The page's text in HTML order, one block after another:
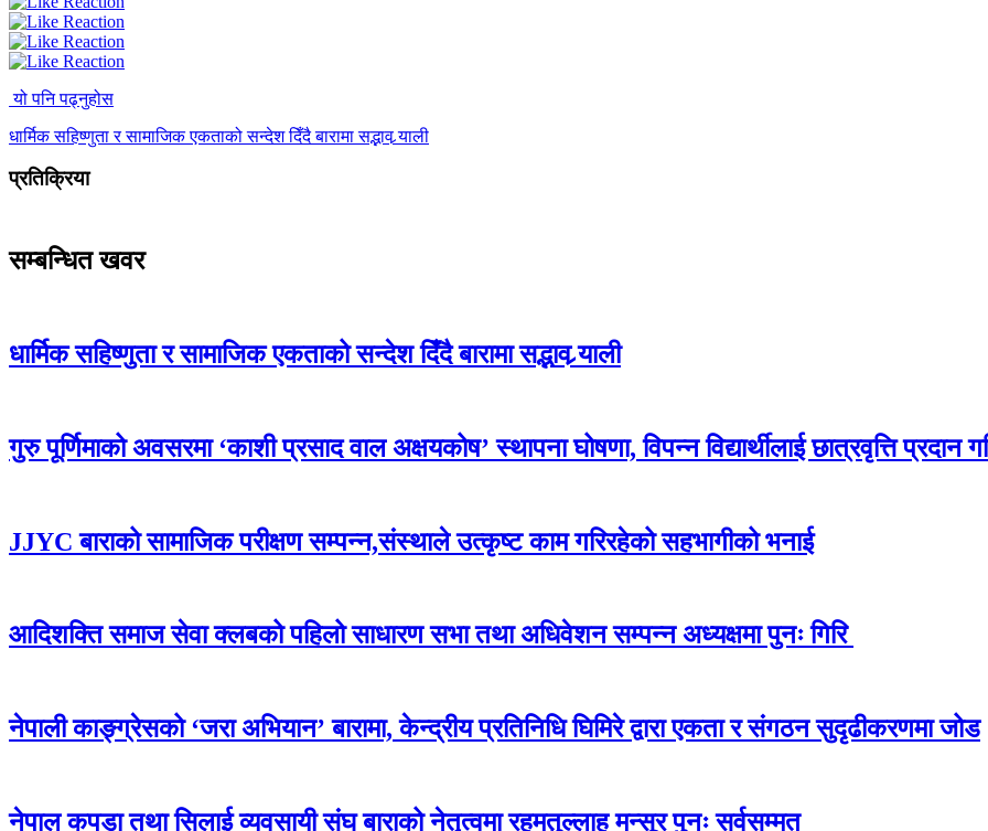
यो पनि पढ्नुहोस
धार्मिक सहिष्णुता र सामाजिक एकताको सन्देश दिँदै बारामा सद्भाव र्‍याली
प्रतिक्रिया
सम्बन्धित खवर
धार्मिक सहिष्णुता र सामाजिक एकताको सन्देश दिँदै बारामा सद्भाव र्‍याली
गुरु पूर्णिमाको अवसरमा ‘काशी प्रसाद वाल अक्षयकोष’ स्थापना घोषणा, विपन्न विद्यार्थीलाई छात्रवृत्ति प्रदान
JJYC बाराको सामाजिक परीक्षण सम्पन्न,संस्थाले उत्कृष्ट काम गरिरहेको सहभागीको भनाई
आदिशक्ति समाज सेवा क्लबको पहिलो साधारण सभा तथा अधिवेशन सम्पन्न अध्यक्षमा पुनः गिरि
नेपाली काङ्ग्रेसको ‘जरा अभियान’ बारामा, केन्द्रीय प्रतिनिधि घिमिरे द्वारा एकता र संगठन सुदृढीकरणमा जोड
नेपाल कपडा तथा सिलाई व्यवसायी संघ बाराको नेतृत्वमा रहमतुल्लाह मन्सूर पुनः सर्वसम्मत